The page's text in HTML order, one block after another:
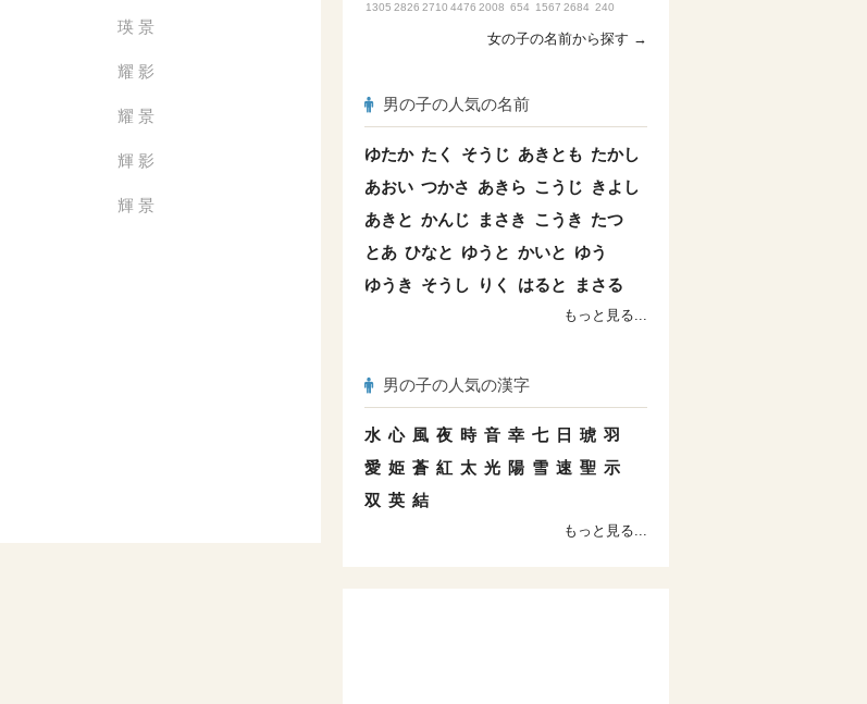
瑛 景
耀 影
耀 景
輝 影
輝 景
1305 2826 2710 4476 2008 654 1567 2684 240
女の子の名前から探す →
男の子の人気の名前
ゆたか たく そうじ あきとも たかし
あおい つかさ あきら こうじ きよし
あきと かんじ まさき こうき たつ
とあ ひなと ゆうと かいと ゆう
ゆうき そうし りく はると まさる
もっと見る...
男の子の人気の漢字
水 心 風 夜 時 音 幸 七 日 琥 羽
愛 姫 蒼 紅 太 光 陽 雪 速 聖 示
双 英 結
もっと見る...